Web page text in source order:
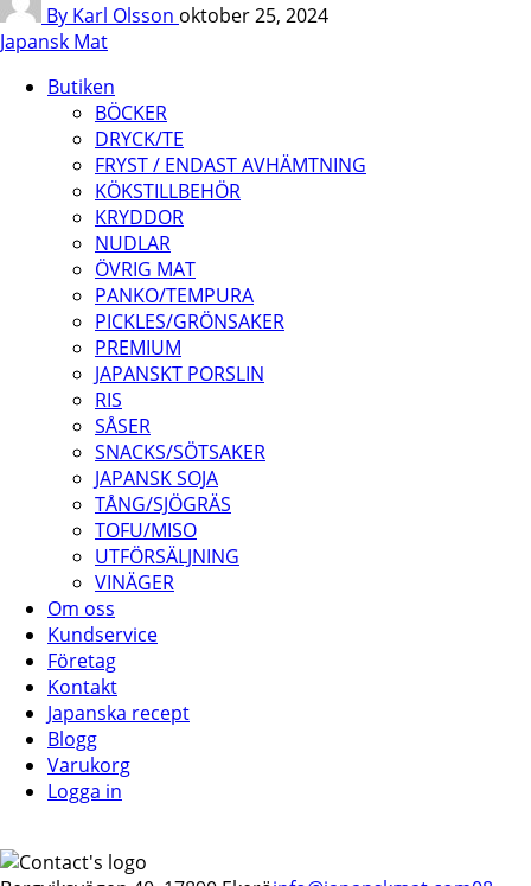
By Karl Olsson oktober 25, 2024
Japansk Mat
Butiken
BÖCKER
DRYCK/TE
FRYST / ENDAST AVHÄMTNING
KÖKSTILLBEHÖR
KRYDDOR
NUDLAR
ÖVRIG MAT
PANKO/TEMPURA
PICKLES/GRÖNSAKER
PREMIUM
JAPANSKT PORSLIN
RIS
SÅSER
SNACKS/SÖTSAKER
JAPANSK SOJA
TÅNG/SJÖGRÄS
TOFU/MISO
UTFÖRSÄLJNING
VINÄGER
Om oss
Kundservice
Företag
Kontakt
Japanska recept
Blogg
Varukorg
Logga in